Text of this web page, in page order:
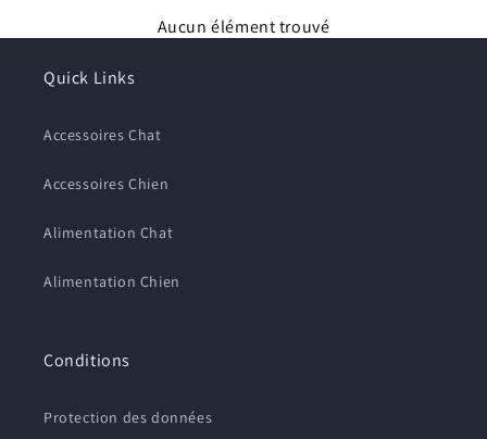
Aucun élément trouvé
Quick Links
Accessoires Chat
Accessoires Chien
Alimentation Chat
Alimentation Chien
Conditions
Protection des données